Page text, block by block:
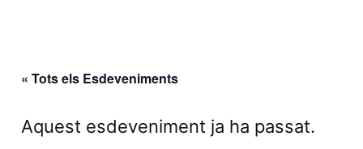
« Tots els Esdeveniments
Aquest esdeveniment ja ha passat.